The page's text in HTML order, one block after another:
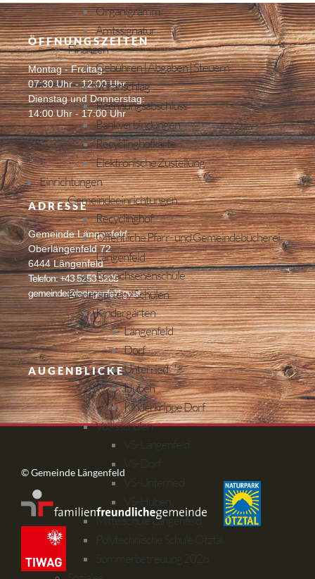
Organigramm
Amtssignatur
Finanzen
Gebühren | Abgaben | Steuern
Voranschlag
Rechnungsabschluss
Bankverbindungen
Recyclinghofkarte
Elektronische Zustellung
Einrichtungen
Gemeindeeinrichtungen
Recyclinghof
Öffentliche Pfarr- und Gemeindebücherei
Längenfeld
Erwachsenenschule
Kindergärten / Schulen
Kindergärten
Längenfeld
Dorf
Unterried
Huben
Kinderkrippe Dorf
Volksschulen
VS-Längenfeld
VS-Dorf
VS-Unterried
VS-Huben
Mittelschule Längenfeld
Polytechnische Schule Ötztal
Sommerbetreuung 2026
ÖFFNUNGSZEITEN
Montag - Freitag:
07:30 Uhr - 12:00 Uhr
Dienstag und Donnerstag:
14:00 Uhr - 17:00 Uhr
ADRESSE
Gemeinde Längenfeld
Oberlängenfeld 72
6444 Längenfeld
Telefon: +43 5253 5205
gemeinde@laengenfeld.gv.at
AUGENBLICKE
© Gemeinde Längenfeld